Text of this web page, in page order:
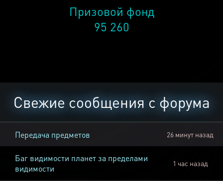
Призовой фонд
95 260
Свежие сообщения с форума
Передача предметов 26 минут назад
Баг видимости планет за пределами
видимости
1 час назад